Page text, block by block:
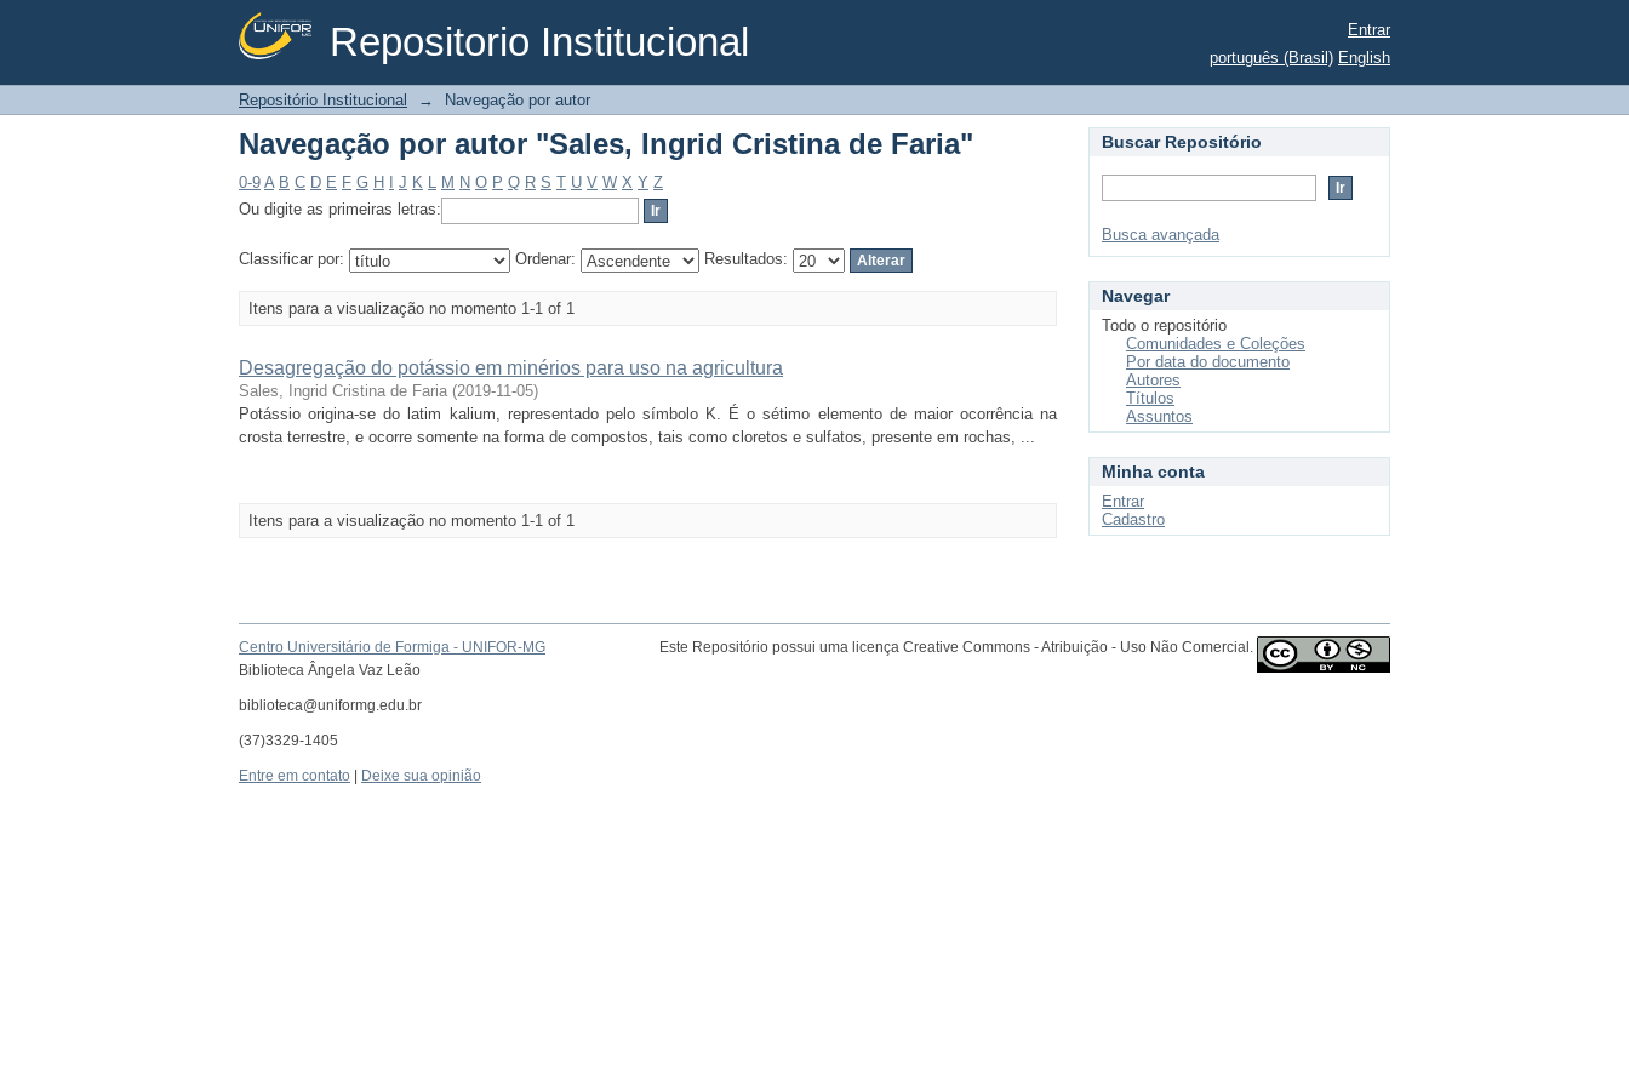
Repositorio Institucional
Navegação por autor "Sales, Ingrid Cristina de Faria"
Entrar
português (Brasil) English
Repositório Institucional → Navegação por autor
Navegação por autor "Sales, Ingrid Cristina de Faria"
0-9 A B C D E F G H J K L M N O P Q R S T U V W X Y Z
Ou digite as primeiras letras:
Classificar por: Ordenar: Resultados:
Itens para a visualização no momento 1-1 of 1
Desagregação do potássio em minérios para uso na agricultura
Sales, Ingrid Cristina de Faria (2019-11-05)
Potássio origina-se do latim kalium, representado pelo símbolo K. É o sétimo elemento de maior ocorrência na
crosta terrestre, e ocorre somente na forma de compostos, tais como cloretos e sulfatos, presente em rochas, ...
Itens para a visualização no momento 1-1 of 1
Buscar Repositório
Busca avançada
Navegar
Todo o repositório
Comunidades e Coleções
Por data do documento
Autores
Títulos
Assuntos
Minha conta
Entrar
Cadastro
Centro Universitário de Formiga - UNIFOR-MG
Biblioteca Ângela Vaz Leão
biblioteca@uniformg.edu.br
(37)3329-1405
Este Repositório possui uma licença Creative Commons - Atribuição - Uso Não Comercial.
Entre em contato Deixe sua opinião